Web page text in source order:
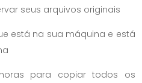
seus arquivos originais
está na sua máquina e está
para copiar todos os